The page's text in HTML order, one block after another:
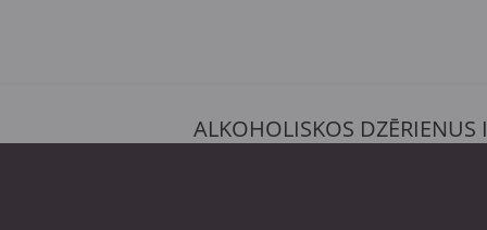
ALKOHOLISKOS